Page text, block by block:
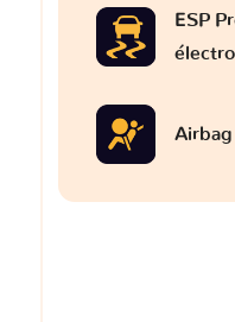
ESP
Airbag